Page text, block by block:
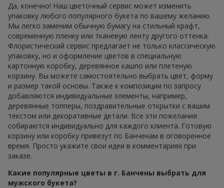
Да, конечно! Наш цветочный сервис может изменить
упаковку любого популярного букета по вашему желанию.
Мы легко заменим обычную бумагу на стильный крафт,
современную пленку или тканевую ленту другого оттенка.
Флористический сервис предлагает не только классическую
упаковку, но и оформление цветов в специальную
картонную коробку, деревянное кашпо или плетеную
корзину. Вы можете самостоятельно выбрать цвет, форму
и размер такой основы. Также к композиции по запросу
добавляются индивидуальные элементы, например,
деревянные топперы, поздравительные открытки с вашим
текстом или декоративные детали. Все эти пожелания
собираются индивидуально для каждого клиента. Готовую
корзину или коробку привезут по Банченам в оговоренное
время. Просто укажите свои идеи в комментариях при
заказе.
Какие популярные цветы в г. Банчены выбрать для
мужского букета?